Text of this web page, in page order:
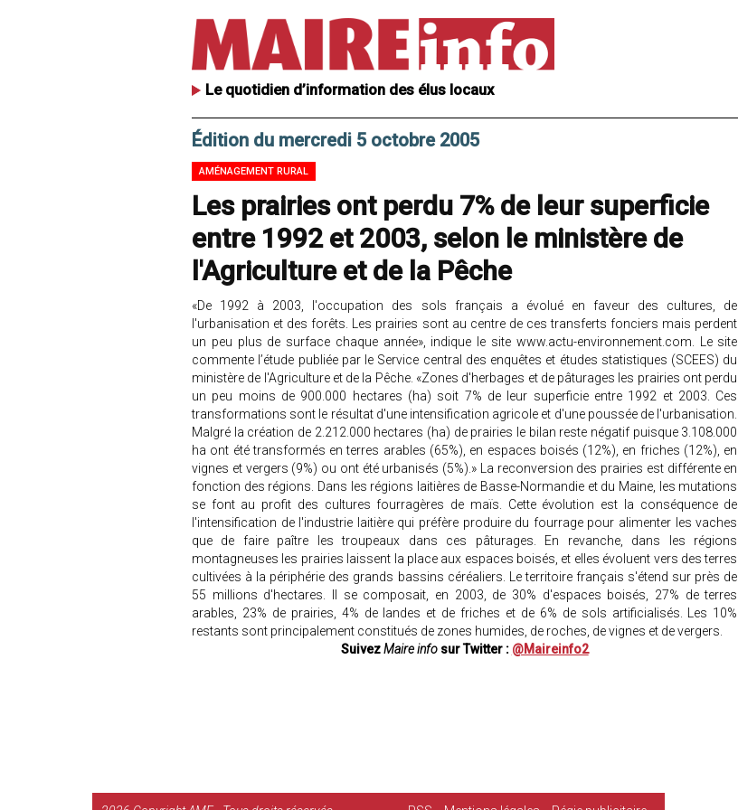
Le quotidien d’information des élus locaux
Édition du mercredi 5 octobre 2005
AMÉNAGEMENT RURAL
Les prairies ont perdu 7% de leur superficie
entre 1992 et 2003, selon le ministère de
l'Agriculture et de la Pêche
«De 1992 à 2003, l'occupation des sols français a évolué en faveur des cultures, de
l'urbanisation et des forêts. Les prairies sont au centre de ces transferts fonciers mais perdent
un peu plus de surface chaque année», indique le site www.actu-environnement.com. Le site
commente l’étude publiée par le Service central des enquêtes et études statistiques (SCEES) du
ministère de l'Agriculture et de la Pêche. «Zones d'herbages et de pâturages les prairies ont perdu
un peu moins de 900.000 hectares (ha) soit 7% de leur superficie entre 1992 et 2003. Ces
transformations sont le résultat d'une intensification agricole et d'une poussée de l'urbanisation.
Malgré la création de 2.212.000 hectares (ha) de prairies le bilan reste négatif puisque 3.108.000
ha ont été transformés en terres arables (65%), en espaces boisés (12%), en friches (12%), en
vignes et vergers (9%) ou ont été urbanisés (5%).» La reconversion des prairies est différente en
fonction des régions. Dans les régions laitières de Basse-Normandie et du Maine, les mutations
se font au profit des cultures fourragères de maïs. Cette évolution est la conséquence de
l'intensification de l'industrie laitière qui préfère produire du fourrage pour alimenter les vaches
que de faire paître les troupeaux dans ces pâturages. En revanche, dans les régions
montagneuses les prairies laissent la place aux espaces boisés, et elles évoluent vers des terres
cultivées à la périphérie des grands bassins céréaliers. Le territoire français s'étend sur près de
55 millions d'hectares. Il se composait, en 2003, de 30% d'espaces boisés, 27% de terres
arables, 23% de prairies, 4% de landes et de friches et de 6% de sols artificialisés. Les 10%
restants sont principalement constitués de zones humides, de roches, de vignes et de vergers.
SuivezMaire infosur Twitter : @Maireinfo2